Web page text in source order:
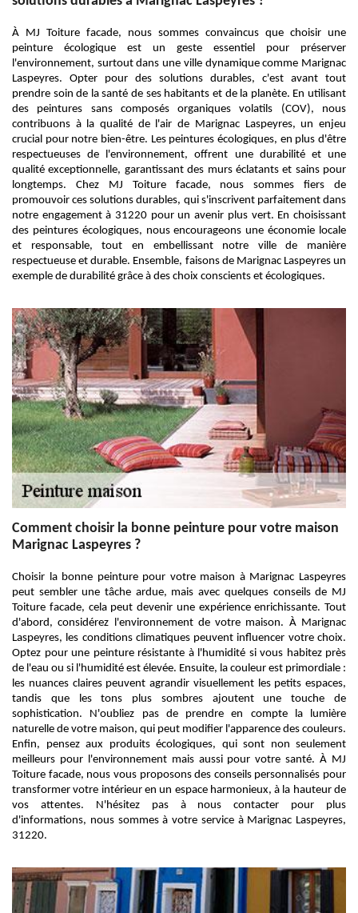
À MJ Toiture facade, nous sommes convaincus que choisir une
peinture écologique est un geste essentiel pour préserver
l'environnement, surtout dans une ville dynamique comme Marignac
Laspeyres. Opter pour des solutions durables, c'est avant tout
prendre soin de la santé de ses habitants et de la planète. En utilisant
des peintures sans composés organiques volatils (COV), nous
contribuons à la qualité de l'air de Marignac Laspeyres, un enjeu
crucial pour notre bien-être. Les peintures écologiques, en plus d'être
respectueuses de l'environnement, offrent une durabilité et une
qualité exceptionnelle, garantissant des murs éclatants et sains pour
longtemps. Chez MJ Toiture facade, nous sommes fiers de
promouvoir ces solutions durables, qui s'inscrivent parfaitement dans
notre engagement à 31220 pour un avenir plus vert. En choisissant
des peintures écologiques, nous encourageons une économie locale
et responsable, tout en embellissant notre ville de manière
respectueuse et durable. Ensemble, faisons de Marignac Laspeyres un
exemple de durabilité grâce à des choix conscients et écologiques.
Comment choisir la bonne peinture pour votre maison
Marignac Laspeyres ?
Choisir la bonne peinture pour votre maison à Marignac Laspeyres
peut sembler une tâche ardue, mais avec quelques conseils de MJ
Toiture facade, cela peut devenir une expérience enrichissante. Tout
d'abord, considérez l'environnement de votre maison. À Marignac
Laspeyres, les conditions climatiques peuvent influencer votre choix.
Optez pour une peinture résistante à l'humidité si vous habitez près
de l'eau ou si l'humidité est élevée. Ensuite, la couleur est primordiale :
les nuances claires peuvent agrandir visuellement les petits espaces,
tandis que les tons plus sombres ajoutent une touche de
sophistication. N'oubliez pas de prendre en compte la lumière
naturelle de votre maison, qui peut modifier l'apparence des couleurs.
Enfin, pensez aux produits écologiques, qui sont non seulement
meilleurs pour l'environnement mais aussi pour votre santé. À MJ
Toiture facade, nous vous proposons des conseils personnalisés pour
transformer votre intérieur en un espace harmonieux, à la hauteur de
vos attentes. N'hésitez pas à nous contacter pour plus
d'informations, nous sommes à votre service à Marignac Laspeyres,
31220.